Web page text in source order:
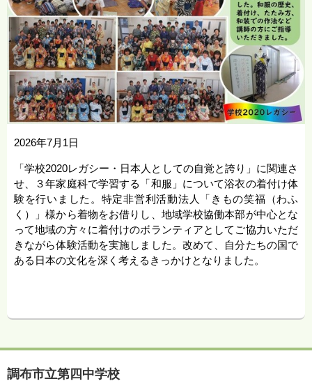
2026年7月1日
「学校2020レガシー・日本人としての自覚と誇り」に関連さ
せ、３年家庭科で学習する「和服」について浴衣の着付け体
験を行いました。特定非営利活動法人「きもの笑福（わふ
く）」様から着物をお借りし、地域学校協働本部が中心とな
って地域の方々に着付けのボランティアとしてご協力いただ
きながら体験活動を実施しました。改めて、自分たちの国で
ある日本の文化を深く考えるきっかけとなりました。
調布市立第四中学校